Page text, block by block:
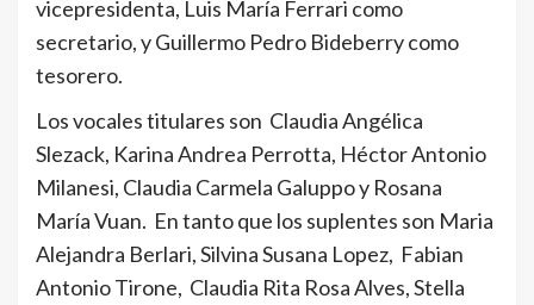
vicepresidenta, Luis María Ferrari como
secretario, y Guillermo Pedro Bideberry como
tesorero.
Los vocales titulares son Claudia Angélica
Slezack, Karina Andrea Perrotta, Héctor Antonio
Milanesi, Claudia Carmela Galuppo y Rosana
María Vuan. En tanto que los suplentes son Maria
Alejandra Berlari, Silvina Susana Lopez, Fabian
Antonio Tirone, Claudia Rita Rosa Alves, Stella